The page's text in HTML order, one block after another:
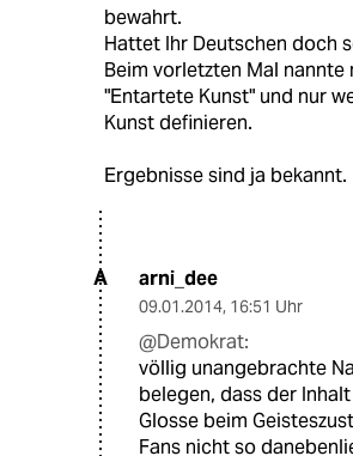
bewahrt.
Hattet Ihr Deutschen doch
Beim vorletzten Mal nannte
"Entartete Kunst" und nur
Kunst definieren.
Ergebnisse sind ja bekannt.
A arni_dee
09.01.2014, 16:51 Uhr
@Demokrat:
völlig unangebrachte
belegen, dass der
Glosse beim
Fans nicht so